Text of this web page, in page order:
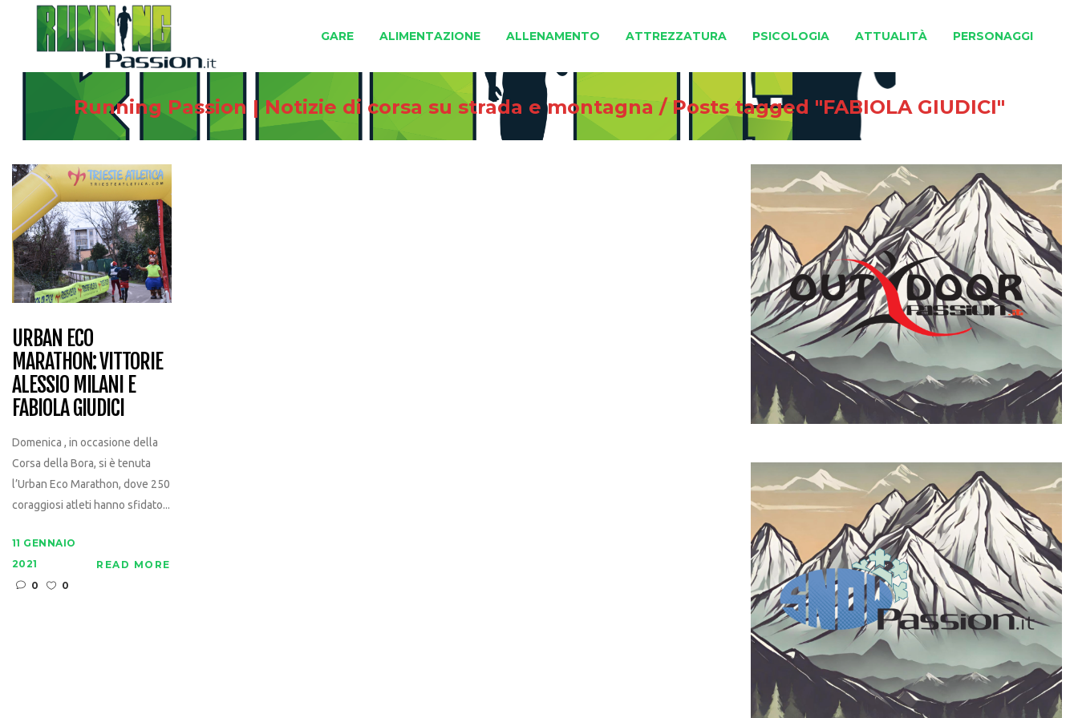
GARE ALIMENTAZIONE ALLENAMENTO ATTREZZATURA PSICOLOGIA ATTUALITÀ PERSONAGGI
Running Passion | Notizie di corsa su strada e montagna/ Posts tagged "FABIOLA GIUDICI"
URBAN ECO
MARATHON: VITTORIE
ALESSIO MILANI E
FABIOLA GIUDICI
Domenica , in occasione della
Corsa della Bora, si è tenuta
l’Urban Eco Marathon, dove 250
coraggiosi atleti hanno sfidato...
11 GENNAIO
2021
0
0
READ MORE